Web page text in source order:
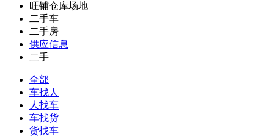
旺铺仓库场地
二手车
二手房
供应信息
二手
全部
车找人
人找车
车找货
货找车